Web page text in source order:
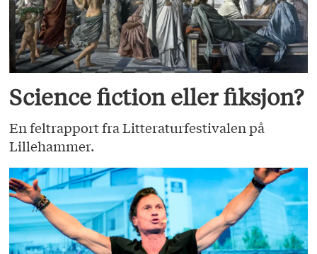
Science fiction eller fiksjon?
En feltrapport fra Litteraturfestivalen på
Lillehammer.